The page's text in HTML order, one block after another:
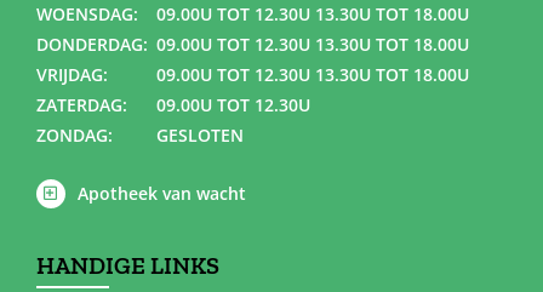
WOENSDAG:
09.00U TOT 12.30U 13.30U TOT 18.00U
DONDERDAG: 09.00U TOT 12.30U 13.30U TOT 18.00U
VRIJDAG:
09.00U TOT 12.30U 13.30U TOT 18.00U
ZATERDAG:
09.00U TOT 12.30U
ZONDAG:
GESLOTEN
Apotheek van wacht
HANDIGE LINKS